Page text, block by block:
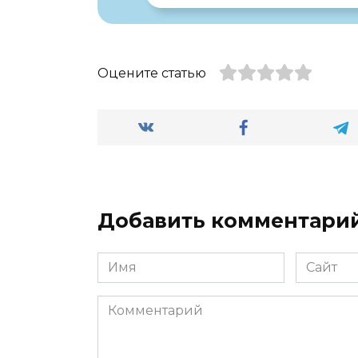
Оцените статью
Добавить
Имя
*
Сайт
Комментарий